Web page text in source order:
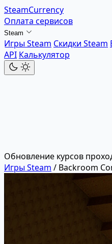
SteamCurrency
Оплата сервисов
Steam
Игры Steam Скидки Steam
API Калькулятор
Обновление курсов
Игры Steam / Backroom